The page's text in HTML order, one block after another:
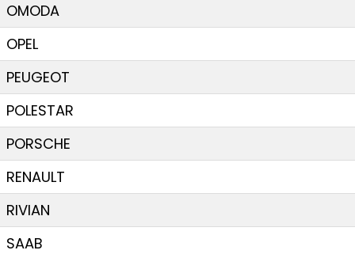
OMODA
OPEL
PEUGEOT
POLESTAR
PORSCHE
RENAULT
RIVIAN
SAAB